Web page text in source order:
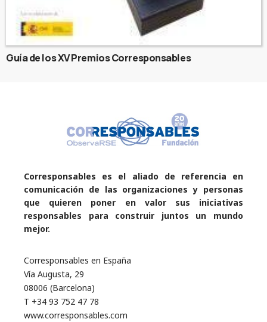
Guía de los XV Premios Corresponsables
Corresponsables es el aliado de referencia en
comunicación de las organizaciones y personas
que quieren poner en valor sus iniciativas
responsables para construir juntos un mundo
mejor.
Corresponsables en España
Vía Augusta, 29
08006 (Barcelona)
T +34 93 752 47 78
www.corresponsables.com